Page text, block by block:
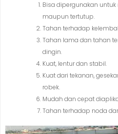
Bisa dipergunakan
maupun tertutup.
Tahan terhadap
Tahan lama dan tahan
dingin.
Kuat, lentur dan stabil.
Kuat dari tekanan,
robek.
Mudah dan cepat
Tahan terhadap noda